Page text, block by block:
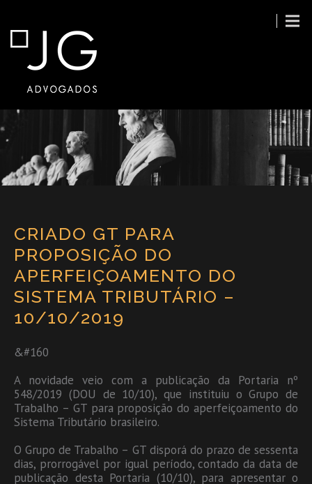
CRIADO GT PARA
PROPOSIÇÃO DO
APERFEIÇOAMENTO DO
SISTEMA TRIBUTÁRIO –
10/10/2019
&#160
A novidade veio com a publicação da Portaria nº
548/2019 (DOU de 10/10), que instituiu o Grupo de
Trabalho – GT para proposição do aperfeiçoamento do
Sistema Tributário brasileiro.
O Grupo de Trabalho – GT disporá do prazo de sessenta
dias, prorrogável por igual período, contado da data de
publicação desta Portaria (10/10), para apresentar o